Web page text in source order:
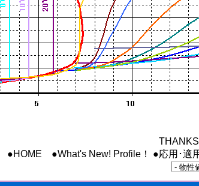
●HOME ●What's New! Profile！ ●応用･適